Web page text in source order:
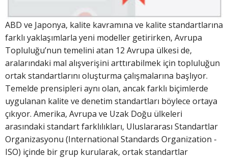
ABD ve Japonya, kalite kavramına ve kalite standartlarına
farklı yaklaşımlarla yeni modeller getirirken, Avrupa
Topluluğu’nun temelini atan 12 Avrupa ülkesi de,
aralarındaki mal alışverişini arttırabilmek için topluluğun
ortak standartlarını oluşturma çalışmalarına başlıyor.
Temelde prensipleri aynı olan, ancak farklı biçimlerde
uygulanan kalite ve denetim standartları böylece ortaya
çıkıyor. Amerika, Avrupa ve Uzak Doğu ülkeleri
arasındaki standart farklılıkları, Uluslararası Standartlar
Organizasyonu (International Standards Organization -
ISO) içinde bir grup kurularak, ortak standartlar